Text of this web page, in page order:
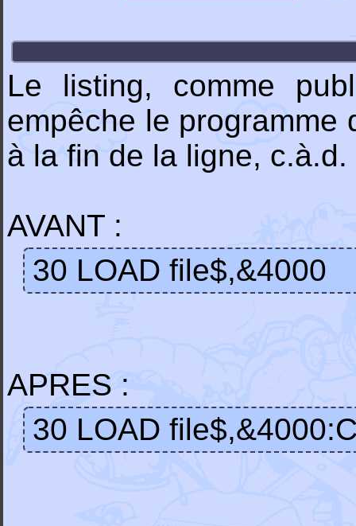
Le listing, comme
empêche le programme
à la fin de la ligne, c.à.d.
AVANT :
30 LOAD file$,&4000
APRES :
30 LOAD